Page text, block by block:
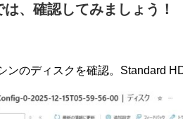
は、確認してみましょう！
ンのディスクを確認。Standard